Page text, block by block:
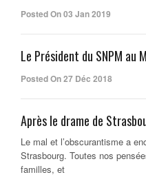
Posted On 03 Jan 2019
Le Président du SNPM au
Posted On 27 Déc 2018
Après le drame de
Le mal et l’obscurantisme a
Strasbourg. Toutes nos
familles, et